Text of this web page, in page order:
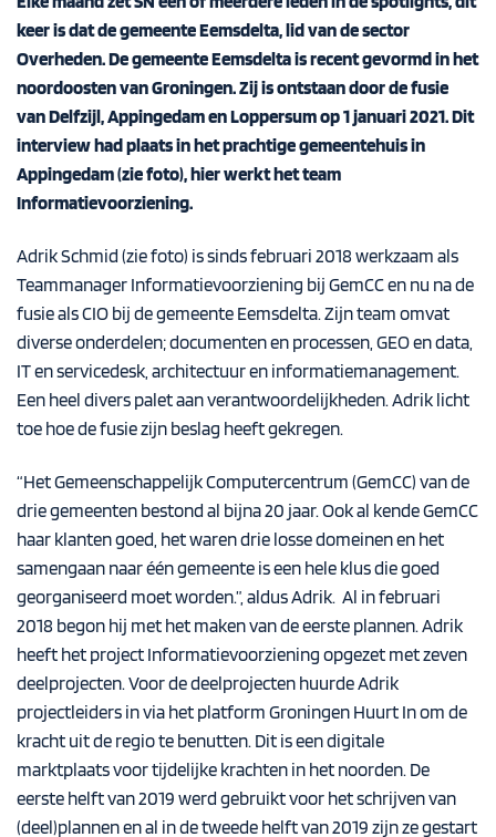
keer is dat de gemeente Eemsdelta, lid van de sector
Overheden. De gemeente Eemsdelta is recent gevormd in het
noordoosten van Groningen. Zij is ontstaan door de fusie
van Delfzijl, Appingedam en Loppersum op 1 januari 2021. Dit
interview had plaats in het prachtige gemeentehuis in
Appingedam (zie foto), hier werkt het team
Informatievoorziening.
Adrik Schmid (zie foto) is sinds februari 2018 werkzaam als
Teammanager Informatievoorziening bij GemCC en nu na de
fusie als CIO bij de gemeente Eemsdelta. Zijn team omvat
diverse onderdelen; documenten en processen, GEO en data,
IT en servicedesk, architectuur en informatiemanagement.
Een heel divers palet aan verantwoordelijkheden. Adrik licht
toe hoe de fusie zijn beslag heeft gekregen.
“Het Gemeenschappelijk Computercentrum (GemCC) van de
drie gemeenten bestond al bijna 20 jaar. Ook al kende GemCC
haar klanten goed, het waren drie losse domeinen en het
samengaan naar één gemeente is een hele klus die goed
georganiseerd moet worden.”, aldus Adrik. Al in februari
2018 begon hij met het maken van de eerste plannen. Adrik
heeft het project Informatievoorziening opgezet met zeven
deelprojecten. Voor de deelprojecten huurde Adrik
projectleiders in via het platform Groningen Huurt In om de
kracht uit de regio te benutten. Dit is een digitale
marktplaats voor tijdelijke krachten in het noorden. De
eerste helft van 2019 werd gebruikt voor het schrijven van
(deel)plannen en al in de tweede helft van 2019 zijn ze gestart